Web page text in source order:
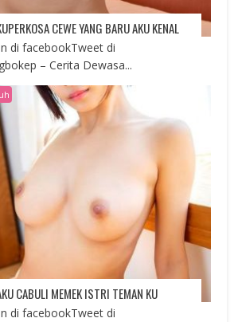
CEWE YANG BARU AKU KENAL
di facebookTweet di
– Cerita Dewasa...
CABULI MEMEK ISTRI TEMAN KU
di facebookTweet di